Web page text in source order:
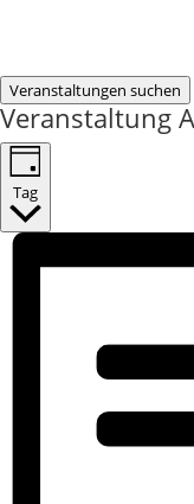
Veranstaltungen suchen
Veranstaltung
Tag